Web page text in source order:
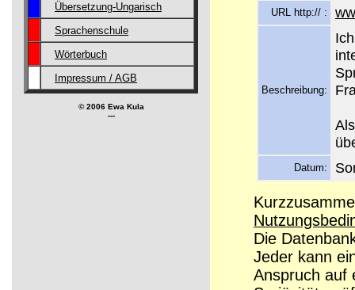
Übersetzung-Ungarisch
Sprachenschule
Wörterbuch
Impressum / AGB
© 2006 Ewa Kula
---
URL http:// :
Beschreibung:
Datum:
Die
Jeder kann
Anspruch auf